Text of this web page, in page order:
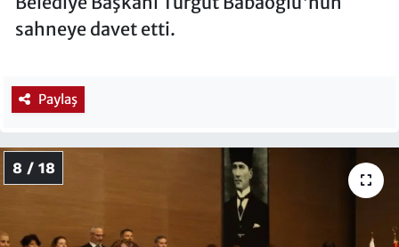
sahneye davet etti.
Paylaş
8 / 18